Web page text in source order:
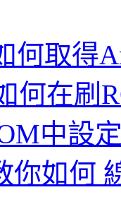
何取得
何在刷
中設
你如何